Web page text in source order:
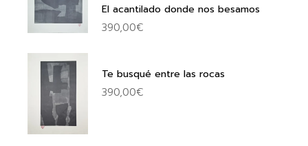
El acantilado donde nos besamos
390,00€
Te busqué entre las rocas
390,00€